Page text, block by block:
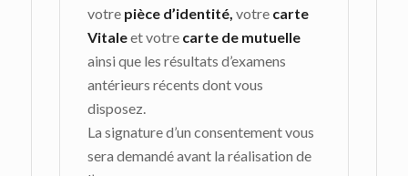
votre pièce d’identité, votre carte
Vitaleet votre carte de mutuelle
ainsi que les résultats d’examens
antérieurs récents dont vous
disposez.
La signature d’un consentement vous
sera demandé avant la réalisation de